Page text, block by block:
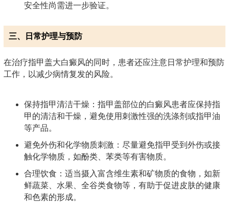
安全性尚需进一步验证。
三、日常护理与预防
在治疗指甲盖大白癜风的同时，患者还应注意日常护理和预防
工作，以减少病情复发的风险。
保持指甲清洁干燥：指甲盖部位的白癜风患者应保持指
甲的清洁和干燥，避免使用刺激性强的洗涤剂或指甲油
等产品。
避免外伤和化学物质刺激：尽量避免指甲受到外伤或接
触化学物质，如酚类、苯类等有害物质。
合理饮食：适当摄入富含维生素和矿物质的食物，如新
鲜蔬菜、水果、全谷类食物等，有助于促进皮肤的健康
和色素的形成。